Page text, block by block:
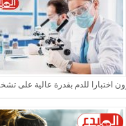
اختبارا للدم بقدرة عالية على